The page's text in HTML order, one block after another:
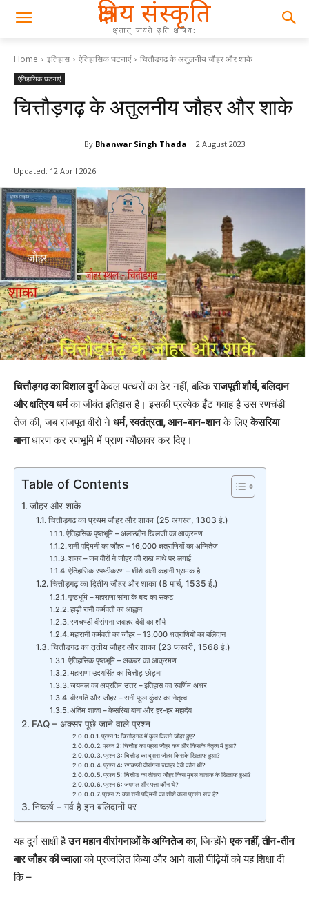
क्षत्रिय संस्कृति
क्षतात् त्रायते इति क्षत्रिय:
Home इतिहास ऐतिहासिक घटनाएं चित्तौड़गढ़ के अतुलनीय जौहर और शाके
ऐतिहासिक घटनाएं
चित्तौड़गढ़ के अतुलनीय जौहर और शाके
By Bhanwar Singh Thada 2 August 2023
Updated: 12 April 2026
चित्तौड़गढ़ का विशाल दुर्गकेवल पत्थरों का ढेर नहीं, बल्किराजपूती शौर्य, बलिदान
और क्षत्रिय धर्मका जीवंत इतिहास है। इसकी प्रत्येक ईंट गवाह है उस रणचंडी
तेज की, जब राजपूत वीरों ने धर्म, स्वतंत्रता, आन-बान-शानके लिएकेसरिया
बानाधारण कर रणभूमि में प्राण न्यौछावर कर दिए।
Table of Contents
जौहर और शाके
चित्तौड़गढ़ का प्रथम जौहर और शाका (25 अगस्त, 1303 ई.)
ऐतिहासिक पृष्ठभूमि – अलाउद्दीन खिलजी का आक्रमण
रानी पद्मिनी का जौहर – 16,000 क्षत्राणियों का अग्नितेज
शाका – जब वीरों ने जौहर की राख माथे पर लगाई
ऐतिहासिक स्पष्टीकरण – शीशे वाली कहानी भ्रामक है
चित्तौड़गढ़ का द्वितीय जौहर और शाका (8 मार्च, 1535 ई.)
पृष्ठभूमि – महाराणा सांगा के बाद का संकट
हाड़ी रानी कर्मवती का आह्वान
रणचण्डी वीरांगना जवाहर देवी का शौर्य
महारानी कर्मवती का जौहर – 13,000 क्षत्राणियों का बलिदान
चित्तौड़गढ़ का तृतीय जौहर और शाका (23 फरवरी, 1568 ई.)
ऐतिहासिक पृष्ठभूमि – अकबर का आक्रमण
महाराणा उदयसिंह का चित्तौड़ छोड़ना
जयमल का अप्रतिम उत्तर – इतिहास का स्वर्णिम अक्षर
वीरगति और जौहर – रानी फूल कुंवर का नेतृत्व
अंतिम शाका – केसरिया बाना और हर-हर महादेव
FAQ – अक्सर पूछे जाने वाले प्रश्न
प्रश्न 1: चित्तौड़गढ़ में कुल कितने जौहर हुए?
प्रश्न 2: चित्तौड़ का पहला जौहर कब और किसके नेतृत्व में हुआ?
प्रश्न 3: चित्तौड़ का दूसरा जौहर किसके खिलाफ हुआ?
प्रश्न 4: रणचण्डी वीरांगना जवाहर देवी कौन थीं?
प्रश्न 5: चित्तौड़ का तीसरा जौहर किस मुगल शासक के खिलाफ हुआ?
प्रश्न 6: जयमल और पत्ता कौन थे?
प्रश्न 7: क्या रानी पद्मिनी का शीशे वाला प्रसंग सच है?
निष्कर्ष – गर्व है इन बलिदानों पर
यह दुर्ग साक्षी हैउन महान वीरांगनाओं के अग्नितेज का, जिन्होंनेएक नहीं, तीन-तीन
बार जौहर की ज्वालाको प्रज्वलित किया और आने वाली पीढ़ियों को यह शिक्षा दी
कि –